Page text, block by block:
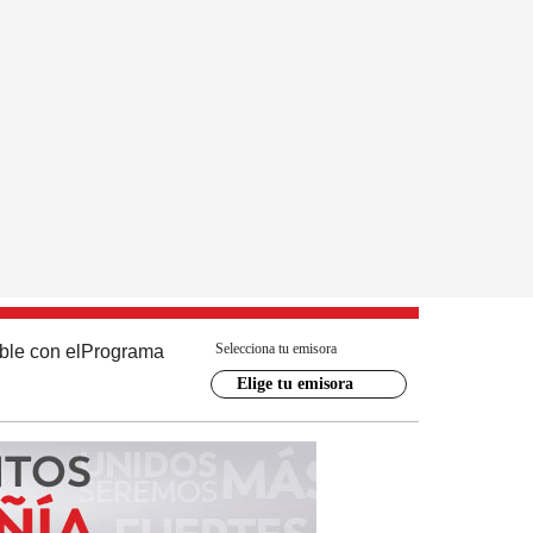
con el Programa Selecciona tu emisora
Elige tu emisora